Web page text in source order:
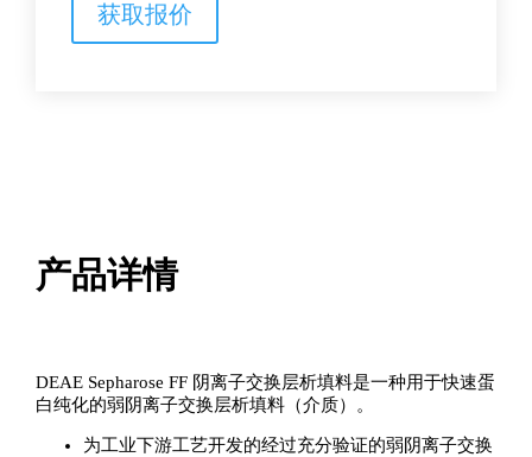
阴
数
量
获取报价
产品详情
DEAE Sepharose FF 阴离子交换层析填料是一种用于快速蛋
白纯化的弱阴离子交换层析填料（介质）。
为工业下游工艺开发的经过充分验证的弱阴离子交换